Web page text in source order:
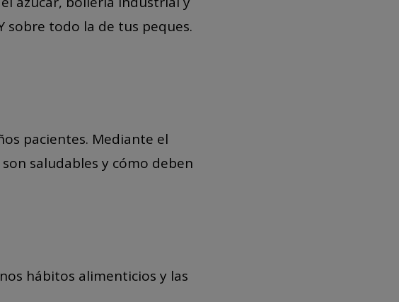
sobre todo la de tus peques.
pacientes. Mediante el
saludables y cómo deben
hábitos alimenticios y las